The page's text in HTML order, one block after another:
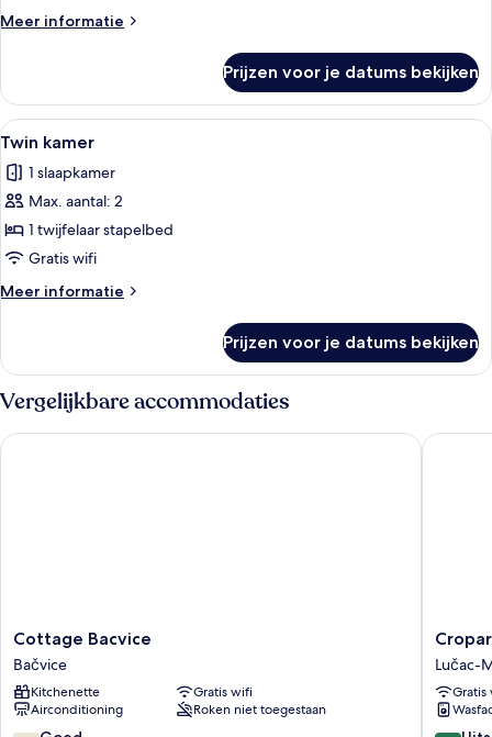
Meer informatie
Meer
tweepersoonskamer
Prijzen voor je datums bekijken
Alle
foto's
voor
Twin
kamer
laden
Een studentenkamer met
1
Twin kamer
1 slaapkamer
Max. aantal: 2
1 twijfelaar stapelbed
Gratis wifi
Meer informatie
Meer
kamer
Prijzen voor je datums bekijken
Vergelijkbare accommodaties
Cottage
Bacvice
Bačvice
Cottage Bacvice
Bačvice
Kitchenette
Gratis wifi
Airconditioning
Roken niet toegestaan
Cottage Bacvice
Hostel
Lučac-
Manuš
Lučac-
Gratis